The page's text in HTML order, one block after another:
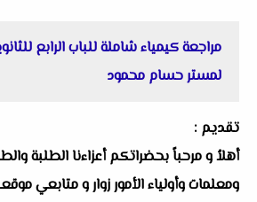
لمستر حسام محمود
تقديم :
أهلاُ و مرحباً بحضراتكم أعزاءنا الطلبة
ومعلمات وأولياء الأمور زوار و متابعي